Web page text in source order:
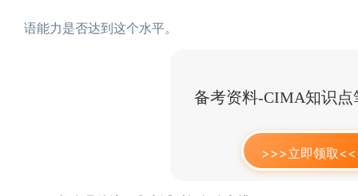
语能力是否达到这个水平。
备考资料-CIMA知识点
>>>立即领取